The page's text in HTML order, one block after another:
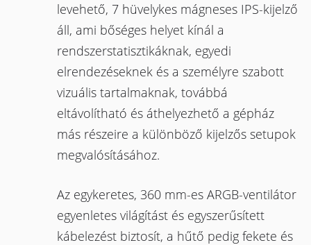
levehető, 7 hüvelykes mágneses IPS-kijelző
áll, ami bőséges helyet kínál a
rendszerstatisztikáknak, egyedi
elrendezéseknek és a személyre szabott
vizuális tartalmaknak, továbbá
eltávolítható és áthelyezhető a gépház
más részeire a különböző kijelzős setupok
megvalósításához.
Az egykeretes, 360 mm-es ARGB-ventilátor
egyenletes világítást és egyszerűsített
kábelezést biztosít, a hűtő pedig fekete és